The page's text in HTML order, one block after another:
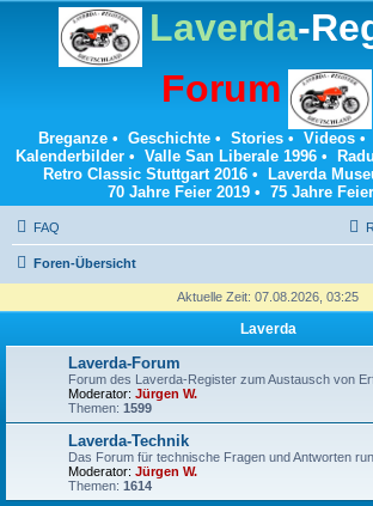
Laverda-
Forum
Breganze• Geschichte• Stories• Videos•
Kalenderbilder• Valle San Liberale 1996•
Retro Classic Stuttgart 2016 • Laverda
70 Jahre Feier 2019 • 75 Jahre
FAQ
Foren-Übersicht
Aktuelle Zeit: 07.08.2026, 03:25
Laverda
Laverda-Forum
Forum des Laverda-Register zum Austausch von
Moderator: Jürgen W.
Themen: 1599
Laverda-Technik
Das Forum für technische Fragen und Antworten
Moderator: Jürgen W.
Themen: 1614